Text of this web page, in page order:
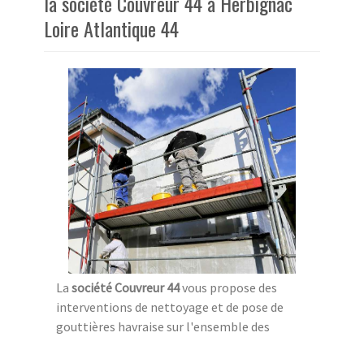
Loire Atlantique 44
La société Couvreur 44vous propose des
interventions de nettoyage et de pose de
gouttières havraise sur l'ensemble des